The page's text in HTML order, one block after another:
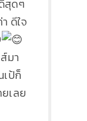
สุดๆ
ดีใจ
มา
ป้ก็
เลย